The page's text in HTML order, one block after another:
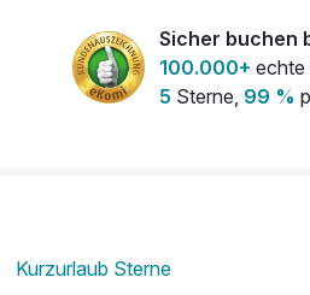
Sicher buchen
100.000+ echte
5 Sterne, 99 %
Kurzurlaub Sterne